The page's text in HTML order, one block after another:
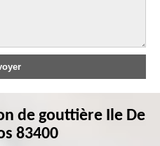
de gouttière Ile De
83400